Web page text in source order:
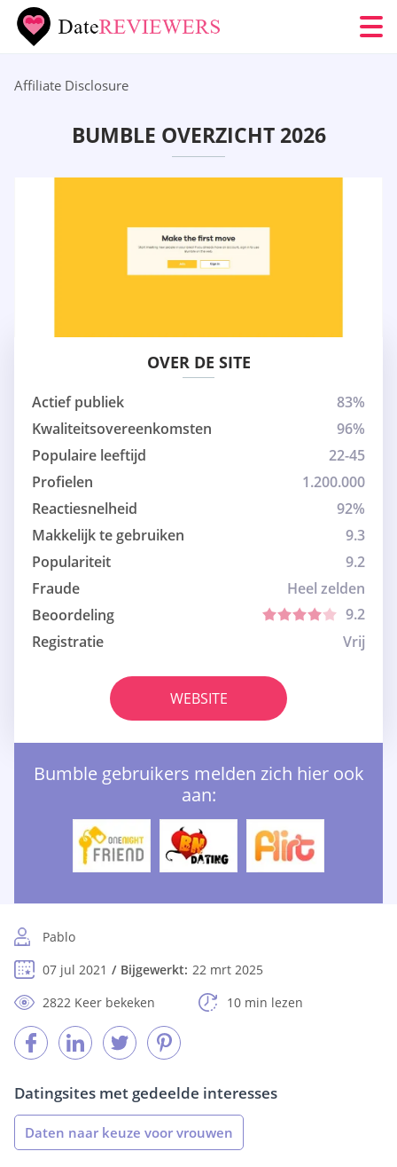
Affiliate Disclosure
BUMBLE OVERZICHT 2026
OVER DE SITE
Actief publiek
83%
Kwaliteitsovereenkomsten
96%
Populaire leeftijd
22-45
Profielen
1.200.000
Reactiesnelheid
92%
Makkelijk te gebruiken
9.3
Populariteit
9.2
Fraude
Heel zelden
Beoordeling
9.2
Registratie
Vrij
WEBSITE
Bumble gebruikers melden zich hier ook
aan:
Pablo
07 jul 2021
Bijgewerkt: 22 mrt 2025
2822 Keer bekeken
10 min lezen
Datingsites met gedeelde interesses
Daten naar keuze voor vrouwen